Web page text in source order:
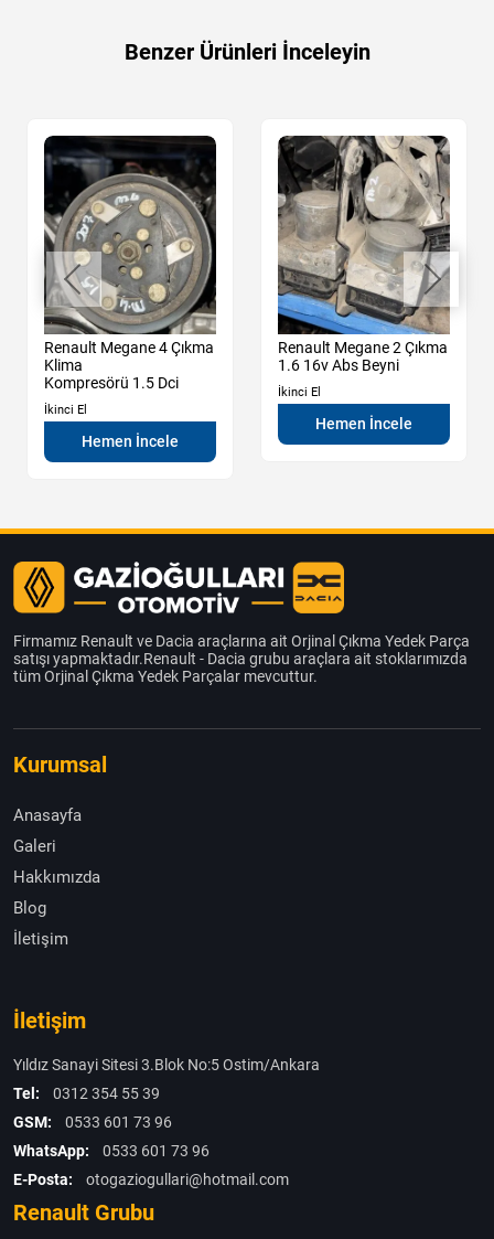
Benzer Ürünleri İnceleyin
Renault Megane 4 Çıkma
Klima
Kompresörü 1.5 Dci
İkinci El
Hemen İncele
Renault Megane 2 Çıkma
1.6 16v Abs Beyni
İkinci El
Hemen İncele
Firmamız Renault ve Dacia araçlarına ait Orjinal Çıkma Yedek Parça
satışı yapmaktadır.Renault - Dacia grubu araçlara ait stoklarımızda
tüm Orjinal Çıkma Yedek Parçalar mevcuttur.
Kurumsal
Anasayfa
Galeri
Hakkımızda
Blog
İletişim
İletişim
Yıldız Sanayi Sitesi 3.Blok No:5 Ostim/Ankara
Tel:
0312 354 55 39
GSM:
0533 601 73 96
WhatsApp:
0533 601 73 96
E-Posta:
otogaziogullari@hotmail.com
Renault Grubu